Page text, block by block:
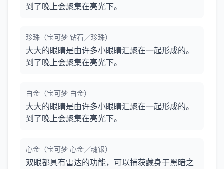
到了晚上会聚集在亮光下。
珍珠（宝可梦 钻石／珍珠）
大大的眼睛是由许多小眼睛汇聚在一起形成的。
到了晚上会聚集在亮光下。
白金（宝可梦 白金）
大大的眼睛是由许多小眼睛汇聚在一起形成的。
到了晚上会聚集在亮光下。
心金（宝可梦 心金／魂银）
双眼都具有雷达的功能，可以捕获藏身于黑暗之